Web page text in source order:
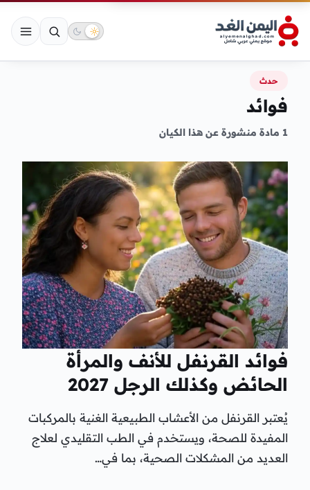
حدث
فوائد
1 مادة منشورة عن هذا الكيان
فوائد القرنفل للأنف والمرأة
الحائض وكذلك الرجل 2027
يُعتبر القرنفل من الأعشاب الطبيعية الغنية بالمركبات
المفيدة للصحة، ويستخدم في الطب التقليدي لعلاج
العديد من المشكلات الصحية، بما في…